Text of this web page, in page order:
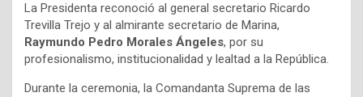
La Presidenta reconoció al general secretario Ricardo
Trevilla Trejo y al almirante secretario de Marina,
Raymundo Pedro Morales Ángeles, por su
profesionalismo, institucionalidad y lealtad a la República.
Durante la ceremonia, la Comandanta Suprema de las